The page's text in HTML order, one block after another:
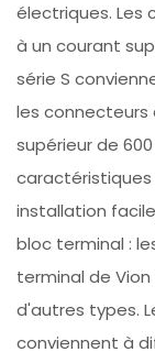
électriques. Les
à un courant
série S
les connecteurs
supérieur de
caractéristiques
installation
bloc terminal :
terminal de Vion
d'autres types.
conviennent à